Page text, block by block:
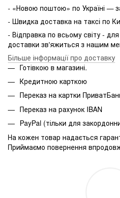
- «Новою поштою» по Україні —
- Швидка доставка на таксі по
- Відправка по всьому світу -
доставки зв'яжиться з нашим
Більше інформації про доставку
Готівкою в магазині.
Кредитною карткою
Переказ на картки
Переказ на рахунок IBAN
PayPal (тільки для
На кожен товар надається
Приймаємо повернення